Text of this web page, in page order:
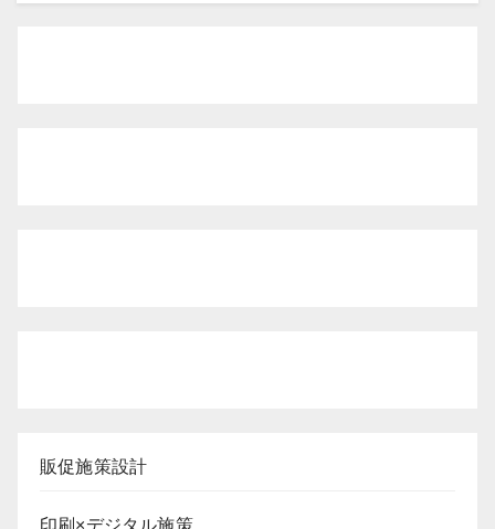
販促施策設計
印刷×デジタル施策